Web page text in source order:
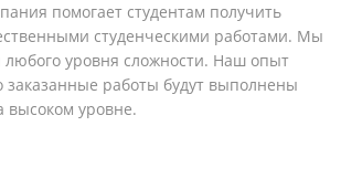
помогает студентам получить
студенческими работами. Мы
уровня сложности. Наш опыт
заказанные работы будут выполнены
высоком уровне.